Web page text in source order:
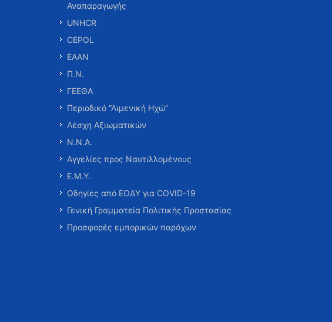
Αναπαραγωγής
UNHCR
CEPOL
ΕΑΑΝ
Π.Ν.
ΓΕΕΘΑ
Περιοδικό “Λιμενική Ηχώ”
Λέσχη Αξιωματικών
Ν.Ν.Α.
Αγγελίες προς Ναυτιλλομένους
Ε.Μ.Υ.
Οδηγίες από ΕΟΔΥ για COVID-19
Γενική Γραμματεία Πολιτικής Προστασίας
Προσφορές εμπορικών παρόχων